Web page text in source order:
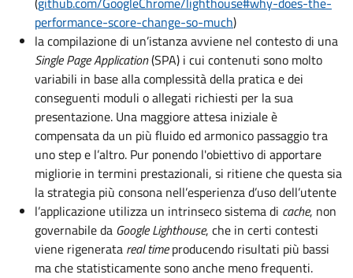
performance-score-change-so-much)
la compilazione di un’istanza avviene nel contesto di una
Single Page Application(SPA) i cui contenuti sono molto
variabili in base alla complessità della pratica e dei
conseguenti moduli o allegati richiesti per la sua
presentazione. Una maggiore attesa iniziale è
compensata da un più fluido ed armonico passaggio tra
uno step e l’altro. Pur ponendo l'obiettivo di apportare
migliorie in termini prestazionali, si ritiene che questa sia
la strategia più consona nell’esperienza d’uso dell’utente
l’applicazione utilizza un intrinseco sistema di cache, non
governabile da Google Lighthouse, che in certi contesti
viene rigenerata real timeproducendo risultati più bassi
ma che statisticamente sono anche meno frequenti.